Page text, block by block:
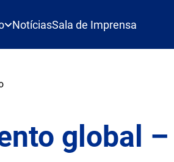
NotíciasSala de Imprensa
global –